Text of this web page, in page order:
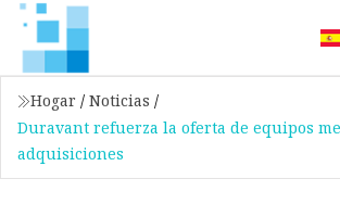
Hogar / Noticias /
Duravant refuerza la oferta de equipos
adquisiciones